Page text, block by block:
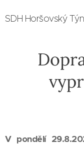
SDH Horšovský Týn
V pondělí